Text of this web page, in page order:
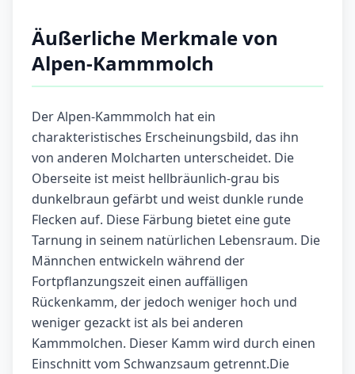
Äußerliche Merkmale von
Alpen-Kammmolch
Der Alpen-Kammmolch hat ein
charakteristisches Erscheinungsbild, das ihn
von anderen Molcharten unterscheidet. Die
Oberseite ist meist hellbräunlich-grau bis
dunkelbraun gefärbt und weist dunkle runde
Flecken auf. Diese Färbung bietet eine gute
Tarnung in seinem natürlichen Lebensraum. Die
Männchen entwickeln während der
Fortpflanzungszeit einen auffälligen
Rückenkamm, der jedoch weniger hoch und
weniger gezackt ist als bei anderen
Kammmolchen. Dieser Kamm wird durch einen
Einschnitt vom Schwanzsaum getrennt.Die